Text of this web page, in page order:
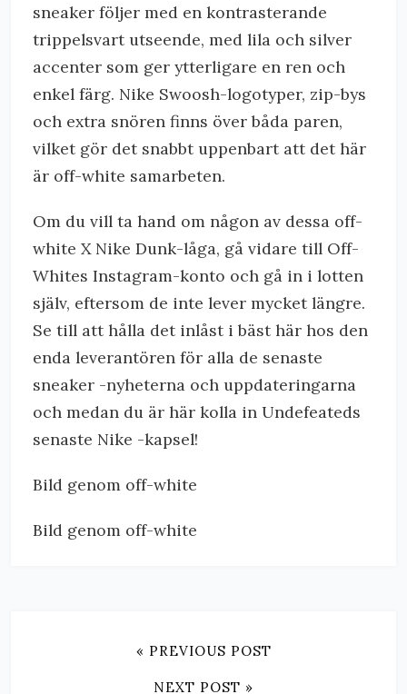
sneaker följer med en kontrasterande
trippelsvart utseende, med lila och silver
accenter som ger ytterligare en ren och
enkel färg. Nike Swoosh-logotyper, zip-bys
och extra snören finns över båda paren,
vilket gör det snabbt uppenbart att det här
är off-white samarbeten.
Om du vill ta hand om någon av dessa off-
white X Nike Dunk-låga, gå vidare till Off-
Whites Instagram-konto och gå in i lotten
själv, eftersom de inte lever mycket längre.
Se till att hålla det inlåst i bäst här hos den
enda leverantören för alla de senaste
sneaker -nyheterna och uppdateringarna
och medan du är här kolla in Undefeateds
senaste Nike -kapsel!
Bild genom off-white
Bild genom off-white
« PREVIOUS POST
NEXT POST »